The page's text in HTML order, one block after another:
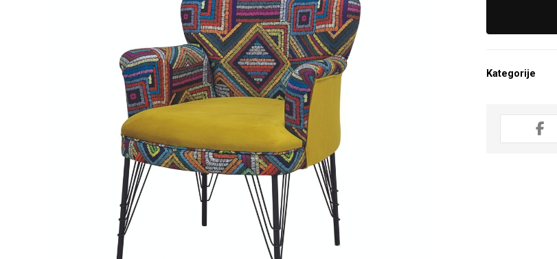
Kategorije